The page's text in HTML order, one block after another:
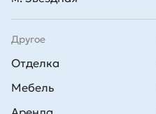
Другое
Отделка
Мебель